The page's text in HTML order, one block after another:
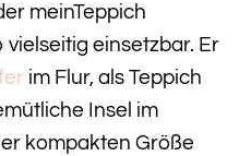
meinTeppich
einsetzbar. Er
im Flur, als Teppich
Insel im
kompakten Größe